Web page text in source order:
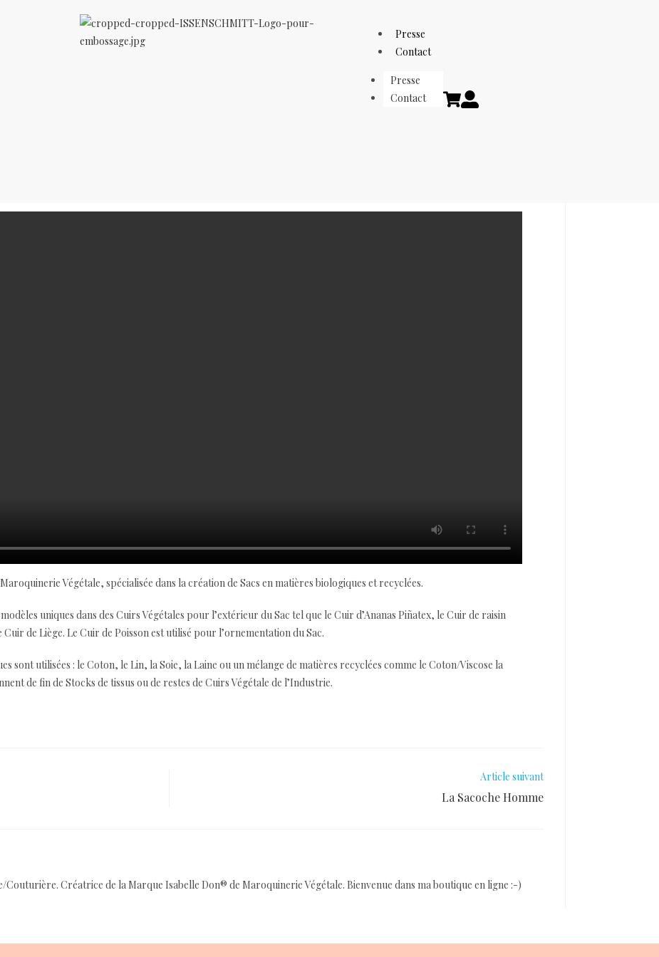
Presse
Contact
Presse
Contact
Végétale, spécialisée dans la création de Sacs en matières biologiques et recyclées.
uniques dans des Cuirs Végétales pour l’extérieur du Sac tel que le Cuir d’Ananas Piñatex, le Cuir de raisin
de Liège. Le Cuir de Poisson est utilisé pour l’ornementation du Sac.
sont utilisées : le Coton, le Lin, la Soie, la Laine ou un mélange de matières recyclées comme le Coton/Viscose la
de fin de Stocks de tissus ou de restes de Cuirs Végétale de l’Industrie.
Article suivant
La Sacoche Homme
Couturière. Créatrice de la Marque Isabelle Don® de Maroquinerie Végétale. Bienvenue dans ma boutique en ligne :-)